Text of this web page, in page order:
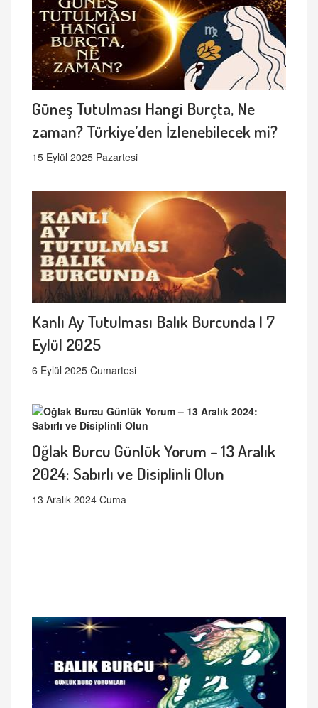
Güneş Tutulması Hangi Burçta, Ne
zaman? Türkiye’den İzlenebilecek mi?
15 Eylül 2025 Pazartesi
Kanlı Ay Tutulması Balık Burcunda | 7
Eylül 2025
6 Eylül 2025 Cumartesi
Oğlak Burcu Günlük Yorum – 13 Aralık
2024: Sabırlı ve Disiplinli Olun
13 Aralık 2024 Cuma